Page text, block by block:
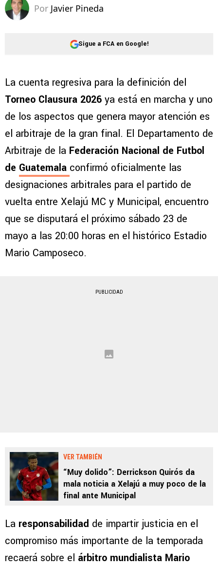
Por Javier Pineda
Sigue a FCA en Google!
La cuenta regresiva para la definición del
Torneo Clausura 2026 ya está en marcha y uno
de los aspectos que genera mayor atención es
el arbitraje de la gran final. El Departamento de
Arbitraje de la Federación Nacional de Futbol
de Guatemala confirmó oficialmente las
designaciones arbitrales para el partido de
vuelta entre Xelajú MC y Municipal, encuentro
que se disputará el próximo sábado 23 de
mayo a las 20:00 horas en el histórico Estadio
Mario Camposeco.
PUBLICIDAD
VER TAMBIÉN
“Muy dolido”: Derrickson Quirós da
mala noticia a Xelajú a muy poco de la
final ante Municipal
La responsabilidad de impartir justicia en el
compromiso más importante de la temporada
recaerá sobre el árbitro mundialista Mario